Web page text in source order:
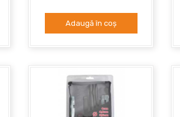
Adaugă în coș